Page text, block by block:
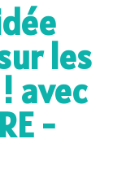
les
avec
-